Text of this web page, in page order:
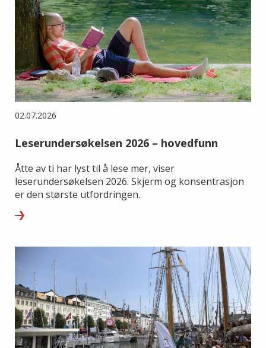
02.07.2026
Leserundersøkelsen 2026 – hovedfunn
Åtte av ti har lyst til å lese mer, viser
leserundersøkelsen 2026. Skjerm og konsentrasjon
er den største utfordringen.